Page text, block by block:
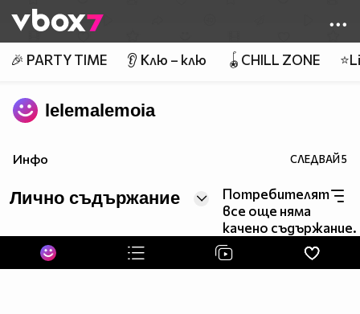
👾
🎉 PARTY TIME 👂 Клю – клю 🪀CHILL ZONE
lelemalemoia
Инфо СЛЕДВАЙ5
Лично съдържание
Потребителят
все още няма
качено съдържание.